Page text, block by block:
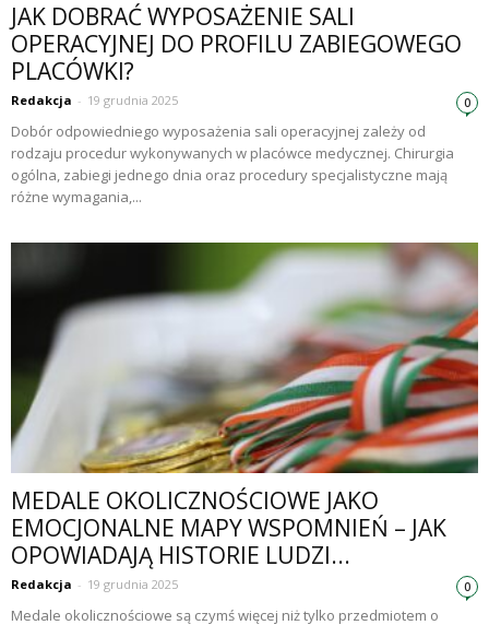
JAK DOBRAĆ WYPOSAŻENIE SALI
OPERACYJNEJ DO PROFILU ZABIEGOWEGO
PLACÓWKI?
Redakcja - 19 grudnia 2025 0
Dobór odpowiedniego wyposażenia sali operacyjnej zależy od
rodzaju procedur wykonywanych w placówce medycznej. Chirurgia
ogólna, zabiegi jednego dnia oraz procedury specjalistyczne mają
różne wymagania,...
MEDALE OKOLICZNOŚCIOWE JAKO
EMOCJONALNE MAPY WSPOMNIEŃ – JAK
OPOWIADAJĄ HISTORIE LUDZI...
Redakcja - 19 grudnia 2025 0
Medale okolicznościowe są czymś więcej niż tylko przedmiotem o